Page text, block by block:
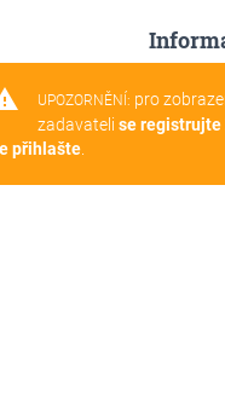
UPOZORNĚNÍ: pro
zadavateli se registrujte
přihlašte.